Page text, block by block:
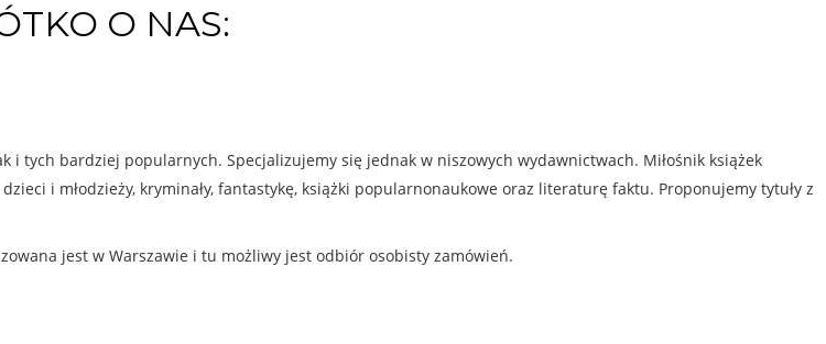
O NAS:
i tych bardziej popularnych. Specjalizujemy się jednak w niszowych wydawnictwach. Miłośnik książek
i młodzieży, kryminały, fantastykę, książki popularnonaukowe oraz literaturę faktu. Proponujemy tytuły z
jest w Warszawie i tu możliwy jest odbiór osobisty zamówień.